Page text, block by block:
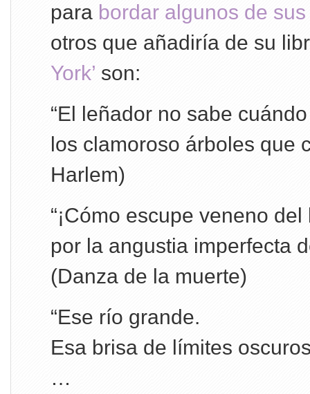
para bordar algunos de
otros que añadiría de su
York’ son:
“El leñador no sabe
los clamoroso árboles que
Harlem)
“¡Cómo escupe veneno
por la angustia imperfecta
(Danza de la muerte)
“Ese río grande.
Esa brisa de límites
…